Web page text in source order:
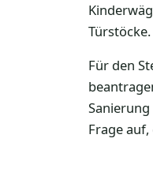
Für den
Frage